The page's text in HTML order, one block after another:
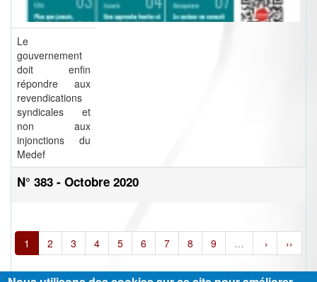
Le
gouvernement
doit enfin
répondre aux
revendications
syndicales et
non aux
injonctions du
Medef
N° 383 - Octobre 2020
1 2 3 4 5 6 7 8 9 … › ››